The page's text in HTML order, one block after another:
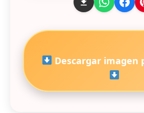
Descargar imagen